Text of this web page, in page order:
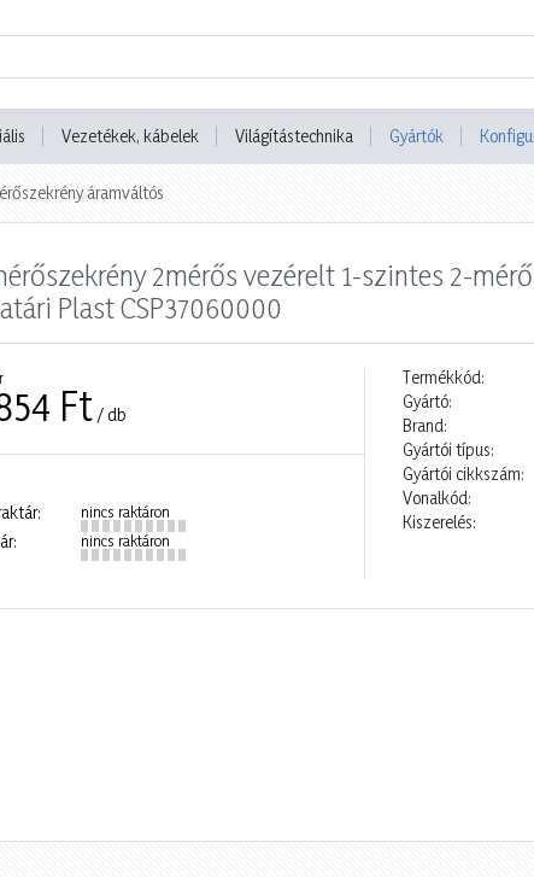
Vezetékek, kábelek Világítástechnika Gyártók
áramváltós
2mérős vezérelt 1-szintes 2-
Plast CSP37060000
Ft / db
nincs raktáron
nincs raktáron
Termékkód:
Gyártó:
Brand:
Gyártói típus:
Gyártói cikkszám:
Vonalkód:
Kiszerelés: